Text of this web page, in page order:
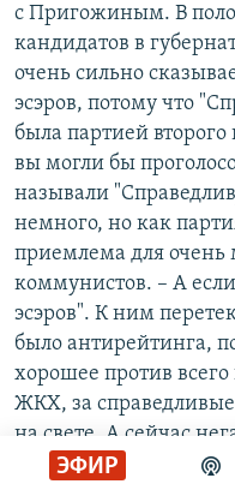
ЭФИР
с Пригожиным. В
кандидатов в
очень сильно
эсэров, потому что
была партией
вы могли бы
называли
немного, но как
приемлема для очень
коммунистов. – А
эсэров". К ним
было антирейтинга,
хорошее против всего
ЖКХ, за справедливые
на свете. А сейчас
накапливаться.